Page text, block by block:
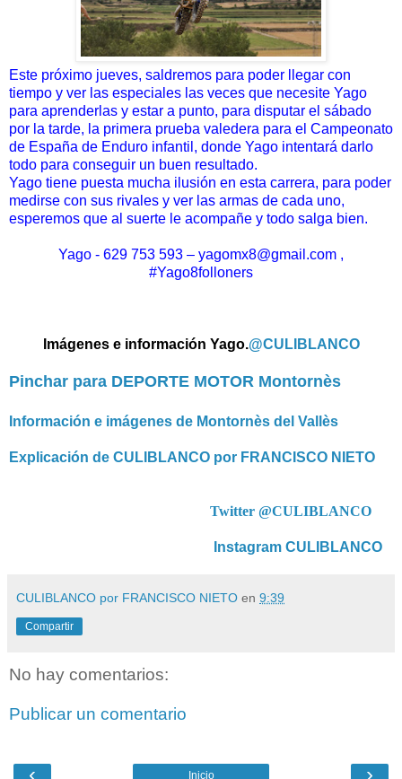
Este próximo jueves, saldremos para poder llegar con
tiempo y ver las especiales las veces que necesite Yago
para aprenderlas y estar a punto, para disputar el sábado
por la tarde, la primera prueba valedera para el Campeonato
de España de Enduro infantil, donde Yago intentará darlo
todo para conseguir un buen resultado.
Yago tiene puesta mucha ilusión en esta carrera, para poder
medirse con sus rivales y ver las armas de cada uno,
esperemos que al suerte le acompañe y todo salga bien.
Yago - 629 753 593 – yagomx8@gmail.com ,
#Yago8folloners
Imágenes e información Yago.@CULIBLANCO
Pinchar para DEPORTE MOTOR Montornès
Información e imágenes de Montornès del Vallès
Explicación de CULIBLANCO por FRANCISCO NIETO
Twitter @CULIBLANCO
Instagram CULIBLANCO
CULIBLANCO por FRANCISCO NIETO en 9:39
Compartir
No hay comentarios:
Publicar un comentario
Inicio